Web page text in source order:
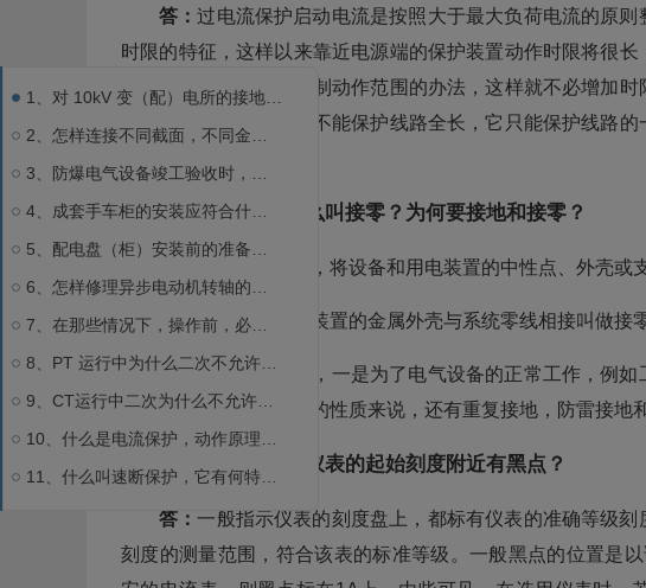
答：过电流保护启动电流是按照大于最大负荷电流的原
时限的特征，这样以来靠近电源端的保护装置动作时限将很
采用提高整定值，以限制动作范围的办法，这样就不必增加
路电流来考虑的，所以不能保护线路全长，它只能保护线路
12、什么叫接地？什么叫接零？为何要接地和接零？
在电力系统中，将设备和用电装置的中性点、外壳
将电气设备和用电装置的金属外壳与系统零线相接叫做接零
接地和接零的目的，一是为了电气设备的正常工作，例
地和接零。虽然就接地的性质来说，还有重复接地，防雷接地
13、为什么一些测量仪表的起始刻度附近有黑点？
答： 一般指示仪表的刻度盘上，都标有仪表的准确等级
刻度的测量范围，符合该表的标准等级。一般黑点的位置是
1、对 10kV 变（配）电所的接地有哪些要求？
2、怎样连接不同截面，不同金属的电缆芯线？
3、防爆电气设备竣工验收时，应详细验收什么项目？
4、成套手车柜的安装应符合什么规定？
5、配电盘（柜）安装前的准备工作？
6、怎样修理异步电动机转轴的一般故障？
7、在那些情况下，操作前，必须进行核相？
8、PT 运行中为什么二次不允许短路？
9、CT运行中二次为什么不允许开路？
10、什么是电流保护，动作原理如何？
11、什么叫速断保护，它有何特点？
12、什么叫接地？什么叫接零？为何要接地和接零？
13、为什么一些测量仪表的起始刻度附近有黑点？